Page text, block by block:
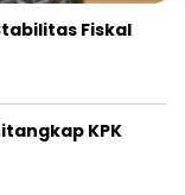
Fiskal
KPK